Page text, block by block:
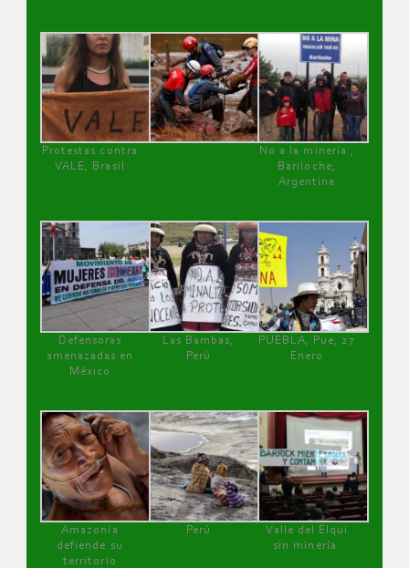
Protestas contra
VALE, Brasil
No a la minería ,
Bariloche,
Argentina
Defensoras
amenazadas en
México
Las Bambas,
Perú
PUEBLA, Pue, 27
Enero
Amazonía
defiende su
territorio
Perú
Valle del Elqui
sin minería.